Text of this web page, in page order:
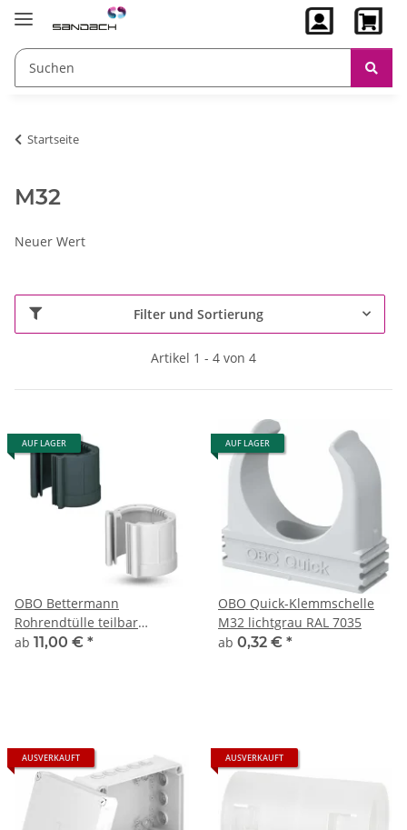
Startseite
M32
Neuer Wert
Filter und Sortierung
Artikel 1 - 4 von 4
AUF LAGER
OBO Bettermann
Rohrendtülle teilbar
lichtgrau/tiefschwarz -
ab 11,00 € *
AUF LAGER
OBO Quick-Klemmschelle
M32 lichtgrau RAL 7035
ab 0,32 € *
AUSVERKAUFT AUSVERKAUFT